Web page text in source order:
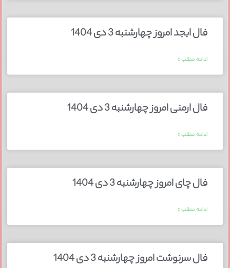
فال ابجد امروز چهارشنبه 3 دی 1404
ادامه مطلب »
فال ارمنی امروز چهارشنبه 3 دی 1404
ادامه مطلب »
فال چای امروز چهارشنبه 3 دی 1404
ادامه مطلب »
فال سرنوشت امروز چهارشنبه 3 دی 1404